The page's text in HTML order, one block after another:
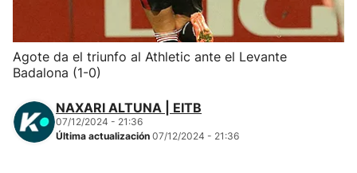
Kirolak 360
Atletismo
Agote da el triunfo al Athletic ante el Levante
Badalona (1-0)
NAXARI ALTUNA | EITB
07/12/2024 - 21:36
Última actualización 07/12/2024 - 21:36